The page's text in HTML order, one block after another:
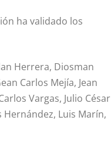
ha validado los
Herrera, Diosman
Carlos Mejía, Jean
Vargas, Julio César
Hernández, Luis Marín,